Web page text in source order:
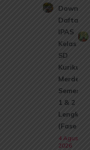
Download
Daftar Isi
IPAS
Kelas 1
SD
Kurikulum
Merdeka
Semester
1 & 2
Lengkap
(Fase A)
4 Agustus
2026